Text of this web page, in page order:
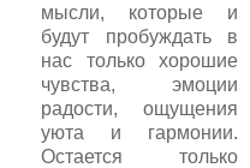
мысли, которые и
будут пробуждать в
нас только хорошие
чувства, эмоции
радости, ощущения
уюта и гармонии.
Остается только